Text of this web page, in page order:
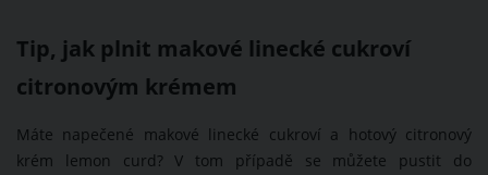
Tip, jak plnit makové linecké cukroví
citronovým krémem
Máte napečené makové linecké cukroví a hotový citronový
krém lemon curd? V tom případě se můžete pustit do